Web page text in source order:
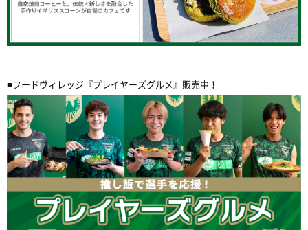
■フードヴィレッジ『プレイヤーズグルメ』販売中！